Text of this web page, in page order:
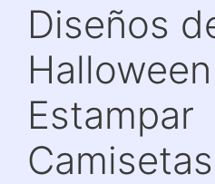
Diseños
Estampar
Camisetas